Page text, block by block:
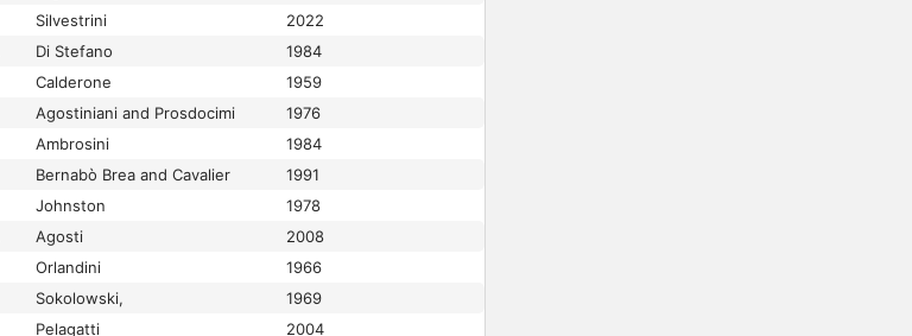
Silvestrini
2022
Di Stefano
1984
Calderone
1959
Agostiniani and Prosdocimi
1976
Ambrosini
1984
Bernabò Brea and Cavalier
1991
Johnston
1978
Agosti
2008
Orlandini
1966
Sokolowski,
1969
Pelagatti 2004